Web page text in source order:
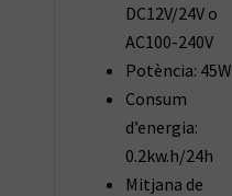
DC12V/24V o
AC100-240V
Potència: 45W
Consum
d’energia:
0.2kw.h/24h
Mitjana de